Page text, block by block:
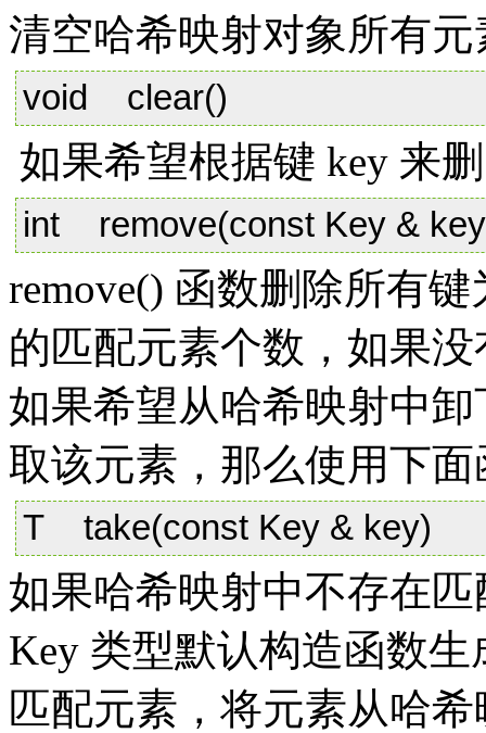
清空哈希映射对象所有
void clear()
如果希望根据键 key 来
int remove(const Key &
remove() 函数删除所有
的匹配元素个数，如果
如果希望从哈希映射中
取该元素，那么使用下面
T take(const Key & key)
如果哈希映射中不存在
Key 类型默认构造函数
匹配元素，将元素从哈